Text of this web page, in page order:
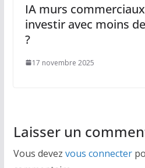
IA murs
investir avec moins
?
17 novembre 2025
Laisser un
Vous devez vous connecter